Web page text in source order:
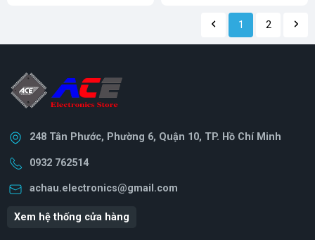
1 2
248 Tân Phước, Phường 6, Quận 10, TP. Hồ Chí Minh
0932 762514
achau.electronics@gmail.com
Xem hệ thống cửa hàng